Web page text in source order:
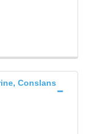
Conslans